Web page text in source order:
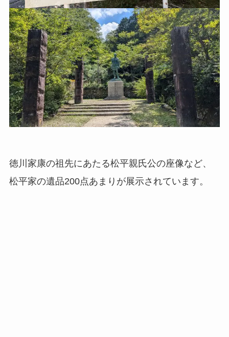
徳川家康の祖先にあたる松平親氏公の座像など、
松平家の遺品200点あまりが展示されています。